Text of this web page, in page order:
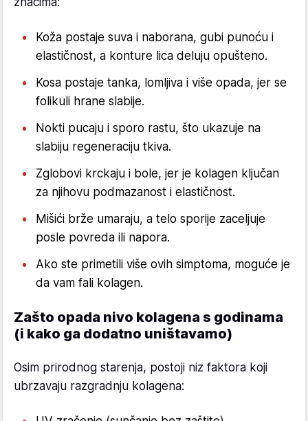
Koža postaje suva i naborana, gubi punoću i
elastičnost, a konture lica deluju opušteno.
Kosa postaje tanka, lomljiva i više opada, jer se
folikuli hrane slabije.
Nokti pucaju i sporo rastu, što ukazuje na
slabiju regeneraciju tkiva.
Zglobovi krckaju i bole, jer je kolagen ključan
za njihovu podmazanost i elastičnost.
Mišići brže umaraju, a telo sporije zaceljuje
posle povreda ili napora.
Ako ste primetili više ovih simptoma, moguće je
da vam fali kolagen.
Zašto opada nivo kolagena s godinama
(i kako ga dodatno uništavamo)
Osim prirodnog starenja, postoji niz faktora koji
ubrzavaju razgradnju kolagena: